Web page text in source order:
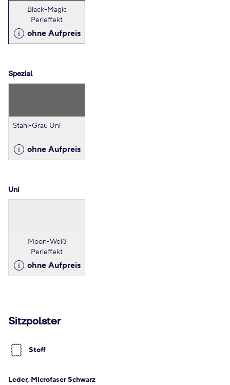
Black-Magic
Perleffekt
ohne Aufpreis
Spezial
Stahl-Grau Uni
ohne Aufpreis
Uni
Moon-Weiß
Perleffekt
ohne Aufpreis
Sitzpolster
Stoff
Leder, Microfaser Schwarz